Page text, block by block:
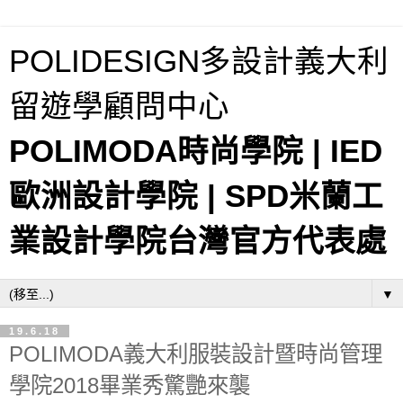
POLIDESIGN多設計義大利
留遊學顧問中心
POLIMODA時尚學院 | IED
歐洲設計學院 | SPD米蘭工
業設計學院台灣官方代表處
▼
19.6.18
POLIMODA義大利服裝設計暨時尚管理
學院2018畢業秀驚艷來襲